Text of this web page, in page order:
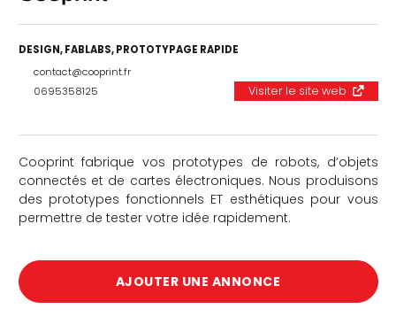
DESIGN,FABLABS,PROTOTYPAGE RAPIDE
contact@cooprint.fr
0695358125
Visiter le site web
Cooprint fabrique vos prototypes de robots, d’objets
connectés et de cartes électroniques. Nous produisons
des prototypes fonctionnels ET esthétiques pour vous
permettre de tester votre idée rapidement.
AJOUTER UNE ANNONCE